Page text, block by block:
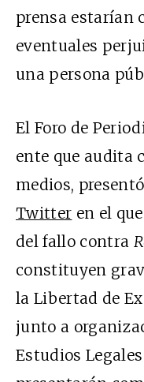
prensa estarían
eventuales
una persona
El Foro de
ente que audita
medios,
Twitter en el
del fallo contra
constituyen
la Libertad de
junto a
Estudios